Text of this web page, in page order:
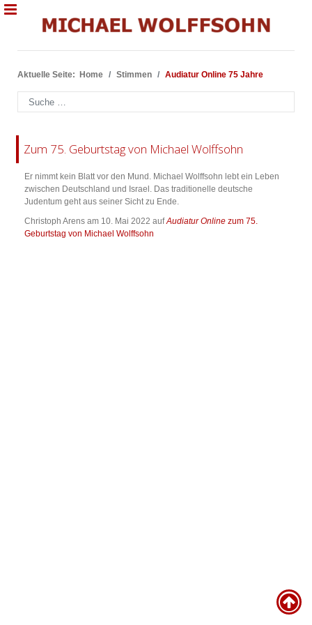
Aktuelle Seite: Home Stimmen Audiatur Online 75 Jahre
Suchen
Zum 75. Geburtstag von Michael Wolffsohn
Er nimmt kein Blatt vor den Mund. Michael Wolffsohn lebt ein Leben
zwischen Deutschland und Israel. Das traditionelle deutsche
Judentum geht aus seiner Sicht zu Ende.
Christoph Arens am 10. Mai 2022 auf Audiatur Online zum 75.
Geburtstag von Michael Wolffsohn